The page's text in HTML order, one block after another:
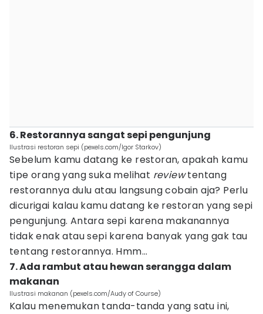
6. Restorannya sangat sepi pengunjung
Ilustrasi restoran sepi (pexels.com/Igor Starkov)
Sebelum kamu datang ke restoran, apakah kamu
tipe orang yang suka melihat reviewtentang
restorannya dulu atau langsung cobain aja? Perlu
dicurigai kalau kamu datang ke restoran yang sepi
pengunjung. Antara sepi karena makanannya
tidak enak atau sepi karena banyak yang gak tau
tentang restorannya. Hmm...
7. Ada rambut atau hewan serangga dalam
makanan
Ilustrasi makanan (pexels.com/Audy of Course)
Kalau menemukan tanda-tanda yang satu ini,